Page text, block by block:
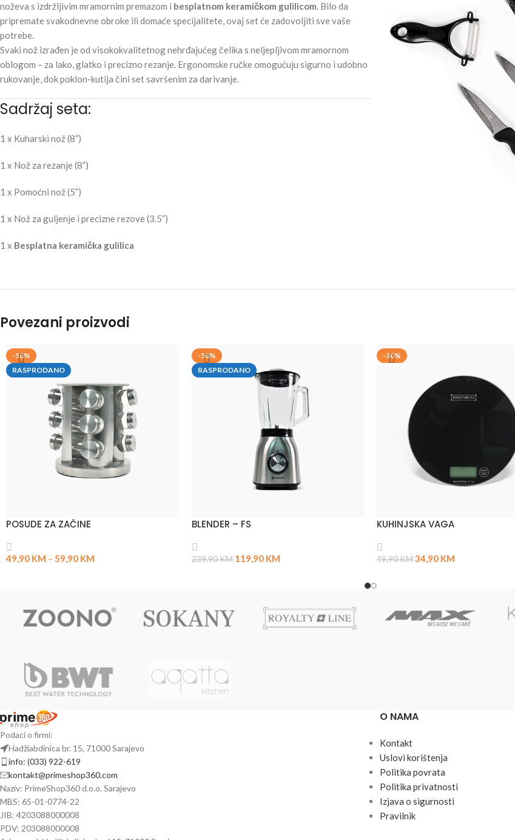
noževa s izdržljivim mramornim premazom i besplatnom keramičkom gulilicom. Bilo da
pripremate svakodnevne obroke ili domaće specijalitete, ovaj set će zadovoljiti sve vaše
potrebe.
Svaki nož izrađen je od visokokvalitetnog nehrđajućeg čelika s neljepljivom mramornom
oblogom – za lako, glatko i precizno rezanje. Ergonomske ručke omogućuju sigurno i udobno
rukovanje, dok poklon-kutija čini set savršenim za darivanje.
Sadržaj seta:
1 x Kuharski nož (8”)
1 x Nož za rezanje (8”)
1 x Pomoćni nož (5”)
1 x Nož za guljenje i precizne rezove (3.5”)
1 x Besplatna keramička gulilica
Povezani proizvodi
-50%
RASPRODANO
POSUDE ZA ZAČINE
49,90 KM – 59,90 KM
-50%
RASPRODANO
BLENDER – FS
239,90KM 119,90 KM
-30%
KUHINJSKA VAGA
49,90KM34,90 KM
Podaci o firmi:
Hadžiabdinica br. 15, 71000 Sarajevo
info: (033) 922-619
kontakt@primeshop360.com
Naziv: PrimeShop360 d.o.o. Sarajevo
MBS: 65-01-0774-22
JIB: 4203088000008
PDV: 203088000008
O NAMA
Kontakt
Uslovi korištenja
Politika povrata
Politika privatnosti
Izjava o sigurnosti
Pravilnik